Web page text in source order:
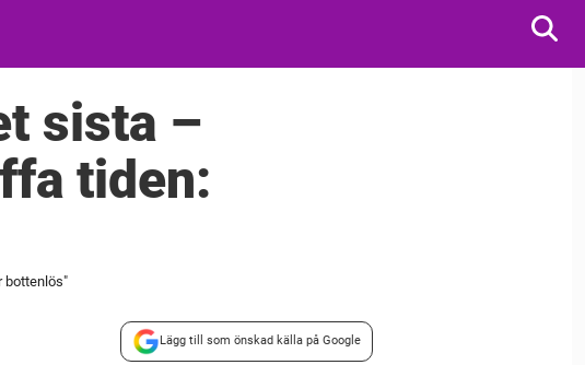
sista –
tiden:
bottenlös"
Lägg till som önskad källa på Google